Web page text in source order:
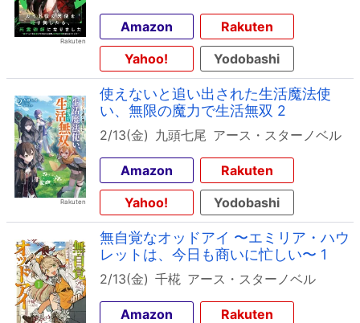
Amazon
Rakuten
Yahoo!
Yodobashi
使えないと追い出された生活魔法使
い、無限の魔力で生活無双 2
2/13(金) 九頭七尾 アース・スターノベル
Amazon
Rakuten
Yahoo!
Yodobashi
無自覚なオッドアイ 〜エミリア・ハウ
レットは、今日も商いに忙しい〜 1
2/13(金) 千椛 アース・スターノベル
Amazon
Rakuten